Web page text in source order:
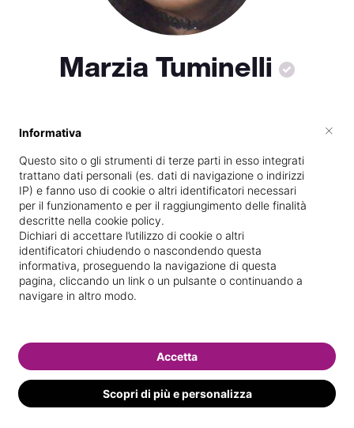
Marzia Tuminelli
Vedi le informazioni di Marzia
Informativa
Questo sito o gli strumenti di terze parti in esso integrati
trattano dati personali (es. dati di navigazione o indirizzi
IP) e fanno uso di cookie o altri identificatori necessari
per il funzionamento e per il raggiungimento delle finalità
descritte nella cookie policy.
Dichiari di accettare l’utilizzo di cookie o altri
identificatori chiudendo o nascondendo questa
informativa, proseguendo la navigazione di questa
pagina, cliccando un link o un pulsante o continuando a
navigare in altro modo.
Scopri di più e personalizza
Accetta
×